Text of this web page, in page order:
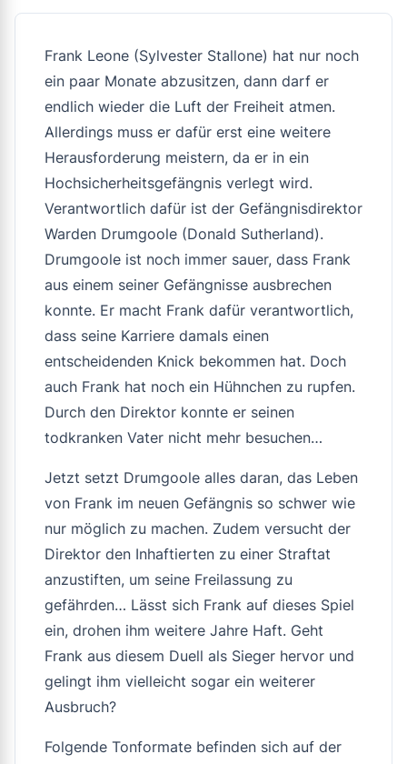
Frank Leone (Sylvester Stallone) hat nur noch
ein paar Monate abzusitzen, dann darf er
endlich wieder die Luft der Freiheit atmen.
Allerdings muss er dafür erst eine weitere
Herausforderung meistern, da er in ein
Hochsicherheitsgefängnis verlegt wird.
Verantwortlich dafür ist der Gefängnisdirektor
Warden Drumgoole (Donald Sutherland).
Drumgoole ist noch immer sauer, dass Frank
aus einem seiner Gefängnisse ausbrechen
konnte. Er macht Frank dafür verantwortlich,
dass seine Karriere damals einen
entscheidenden Knick bekommen hat. Doch
auch Frank hat noch ein Hühnchen zu rupfen.
Durch den Direktor konnte er seinen
todkranken Vater nicht mehr besuchen…
Jetzt setzt Drumgoole alles daran, das Leben
von Frank im neuen Gefängnis so schwer wie
nur möglich zu machen. Zudem versucht der
Direktor den Inhaftierten zu einer Straftat
anzustiften, um seine Freilassung zu
gefährden… Lässt sich Frank auf dieses Spiel
ein, drohen ihm weitere Jahre Haft. Geht
Frank aus diesem Duell als Sieger hervor und
gelingt ihm vielleicht sogar ein weiterer
Ausbruch?
Folgende Tonformate befinden sich auf der